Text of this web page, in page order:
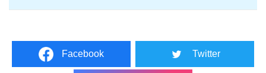
Facebook Twitter